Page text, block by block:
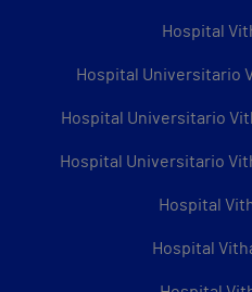
Hospital
Hospital Universitario
Hospital Universitario
Hospital Universitario
Hospital
Hospital